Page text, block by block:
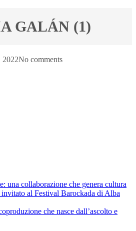
GALÁN (1)
2022No comments
una collaborazione che genera cultura
al Festival Barockada di Alba
che nasce dall’ascolto e